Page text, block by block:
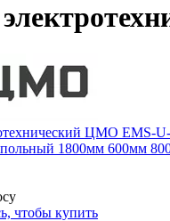
ЦМО EMS-
1800мм 600мм
чтобы купить